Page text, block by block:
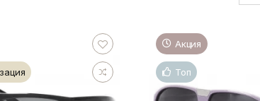
Акция
Топ